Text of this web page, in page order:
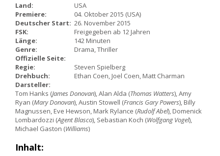
Land:
USA
Premiere:
04. Oktober 2015 (USA)
Deutscher Start: 26. November 2015
FSK:
Freigegeben ab 12 Jahren
Länge:
142 Minuten
Genre:
Drama, Thriller
Offizielle Seite:
Regie:
Steven Spielberg
Drehbuch:
Ethan Coen, Joel Coen, Matt Charman
Darsteller:
Tom Hanks (James Donovan), Alan Alda (Thomas Watters), Amy
Ryan (Mary Donovan), Austin Stowell (Francis Gary Powers), Billy
Magnussen, Eve Hewson, Mark Rylance (Rudolf Abel), Domenick
Lombardozzi (Agent Blasco), Sebastian Koch (Wolfgang Vogel),
Michael Gaston (Williams)
Inhalt: